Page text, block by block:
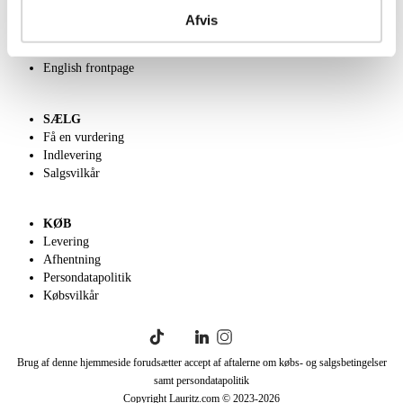
Afvis
English frontpage
SÆLG
Få en vurdering
Indlevering
Salgsvilkår
KØB
Levering
Afhentning
Persondatapolitik
Købsvilkår
Brug af denne hjemmeside forudsætter accept af aftalerne om købs- og salgsbetingelser
samt persondatapolitik
Copyright Lauritz.com © 2023-2026